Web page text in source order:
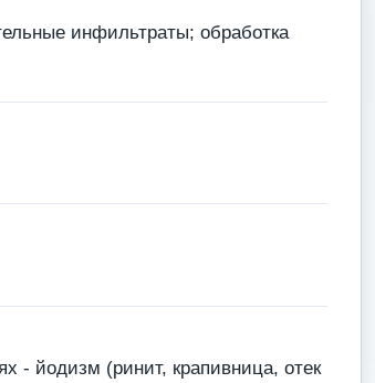
инфильтраты; обработка
- йодизм (ринит, крапивница, отек